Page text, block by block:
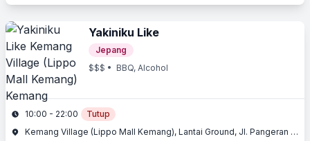
Yakiniku Like
Jepang
$$$ • BBQ, Alcohol
10:00 - 22:00
Tutup
Kemang Village (Lippo Mall Kemang), Lantai Ground, Jl. Pangeran Antasari, Kemang, Jakarta Selatan, Jakarta